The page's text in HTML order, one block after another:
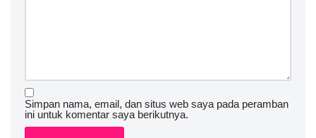
Simpan nama, email, dan situs web saya pada peramban
ini untuk komentar saya berikutnya.